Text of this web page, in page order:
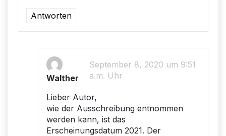
Antworten
Walther
September 8, 2020 um 9:51
a.m. Uhr
Lieber Autor,
wie der Ausschreibung entnommen
werden kann, ist das
Erscheinungsdatum 2021. Der